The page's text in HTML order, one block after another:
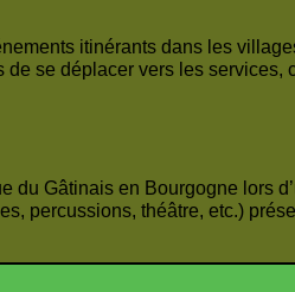
itinérants dans les
se déplacer vers les
du Gâtinais en Bourgogne lors
percussions, théâtre, etc.)